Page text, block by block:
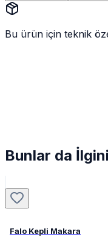
Bu ürün için teknik
Bunlar da
Falo Kepli Makara